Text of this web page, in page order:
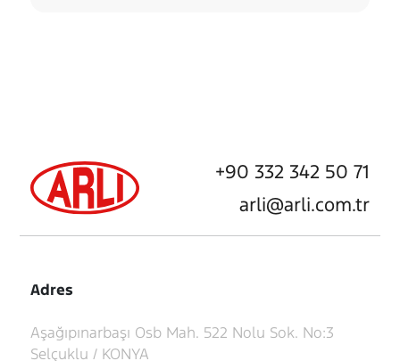
+90 332 342 50 71
arli@arli.com.tr
Adres
Aşağıpınarbaşı Osb Mah. 522 Nolu Sok. No:3
Selçuklu / KONYA